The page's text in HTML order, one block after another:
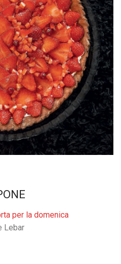
per la domenica
Lebar